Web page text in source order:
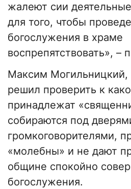
жалеют сии
для того, чтобы
богослужения в храме
воспрепятствовать», –
Максим Могильницкий,
решил проверить к
принадлежат
собираются под
громкоговорителями,
«молебны» и не дают
общине спокойно
богослужения.